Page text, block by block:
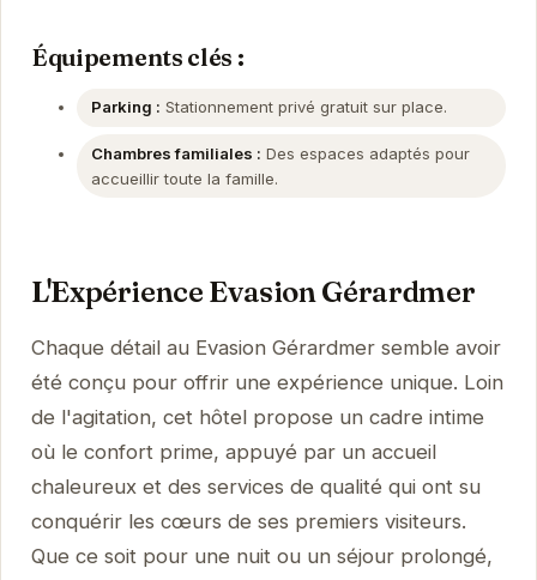
Équipements clés :
Parking : Stationnement privé gratuit sur place.
Chambres familiales : Des espaces adaptés pour
accueillir toute la famille.
L'Expérience Evasion Gérardmer
Chaque détail au Evasion Gérardmer semble avoir
été conçu pour offrir une expérience unique. Loin
de l'agitation, cet hôtel propose un cadre intime
où le confort prime, appuyé par un accueil
chaleureux et des services de qualité qui ont su
conquérir les cœurs de ses premiers visiteurs.
Que ce soit pour une nuit ou un séjour prolongé,